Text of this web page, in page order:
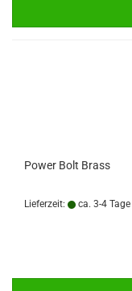
Power Bolt Brass
Lieferzeit: ca. 3-4 Tage